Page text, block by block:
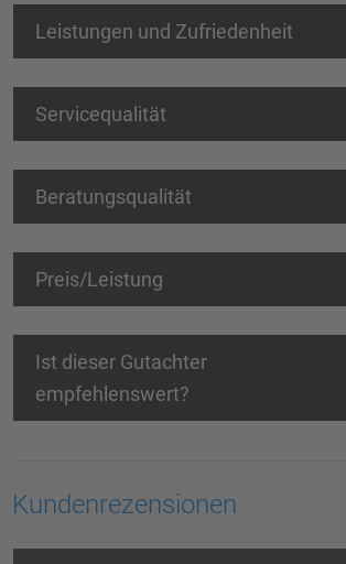
Leistungen und Zufriedenheit
Servicequalität
Beratungsqualität
Preis/Leistung
Ist dieser Gutachter
empfehlenswert?
Kundenrezensionen